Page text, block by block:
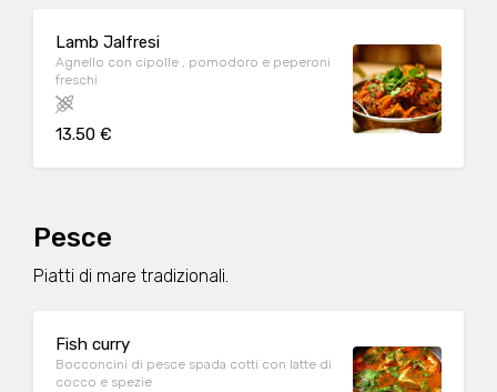
Lamb Jalfresi
Agnello con cipolle , pomodoro e peperoni
freschi
13.50 €
Pesce
Piatti di mare tradizionali.
Fish curry
Bocconcini di pesce spada cotti con latte di
cocco e spezie